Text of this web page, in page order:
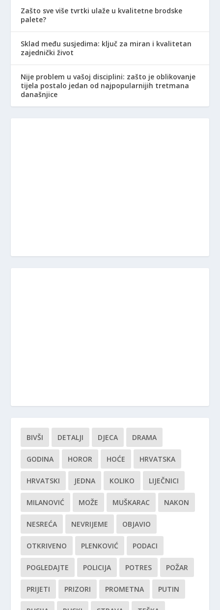
Zašto sve više tvrtki ulaže u kvalitetne brodske
palete?
Sklad među susjedima: ključ za miran i kvalitetan
zajednički život
Nije problem u vašoj disciplini: zašto je oblikovanje
tijela postalo jedan od najpopularnijih tretmana
današnjice
BIVŠI DETALJI DJECA DRAMA
GODINA HOROR HOĆE HRVATSKA
HRVATSKI JEDNA KOLIKO LIJEČNICI
MILANOVIĆ MOŽE MUŠKARAC NAKON
NESREĆA NEVRIJEME OBJAVIO
OTKRIVENO PLENKOVIĆ PODACI
POGLEDAJTE POLICIJA POTRES POŽAR
PRIJETI PRIZORI PROMETNA PUTIN